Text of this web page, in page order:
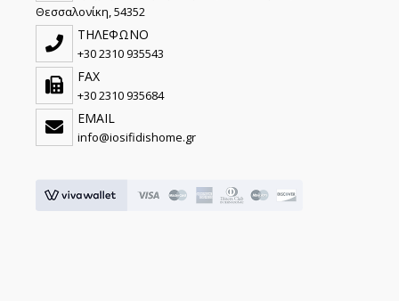
Θεσσαλονίκη, 54352
ΤΗΛΕΦΩΝΟ
+30 2310 935543
FAX
+30 2310 935684
EMAIL
info@iosifidishome.gr